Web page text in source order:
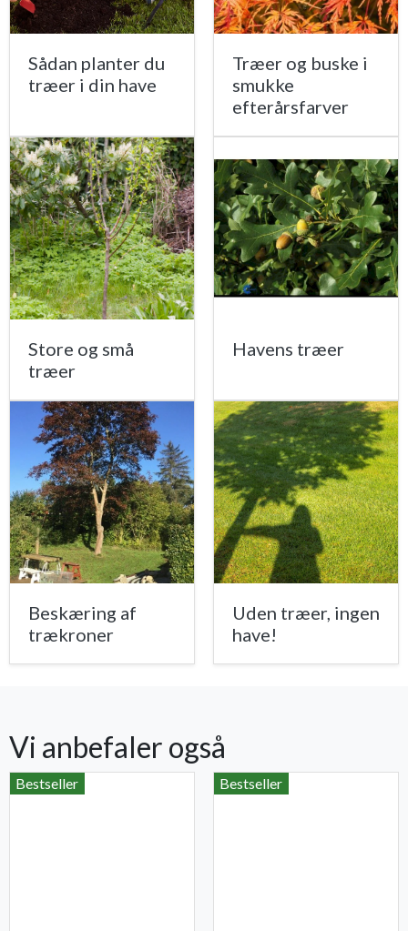
Sådan planter du
træer i din have
Træer og buske i
smukke
efterårsfarver
Store og små
træer
Havens træer
Beskæring af
trækroner
Uden træer, ingen
have!
Vi anbefaler også
Bestseller Bestseller